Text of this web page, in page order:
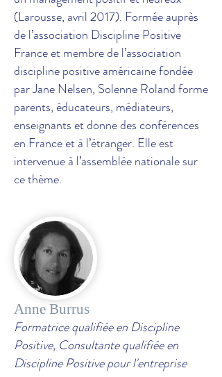
(Larousse, avril 2017). Formée auprès
de l’association Discipline Positive
France et membre de l’association
discipline positive américaine fondée
par Jane Nelsen, Solenne Roland forme
parents, éducateurs, médiateurs,
enseignants et donne des conférences
en France et à l’étranger. Elle est
intervenue à l’assemblée nationale sur
ce thème.
Anne Burrus
Formatrice qualifiée en Discipline
Positive, Consultante qualifiée en
Discipline Positive pour l'entreprise